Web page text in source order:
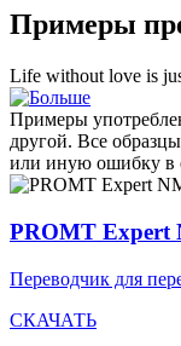
Примеры
Life without love is
Примеры
другой. Все
или иную ошибку в
PROMT Expert
Переводчик для
СКАЧАТЬ